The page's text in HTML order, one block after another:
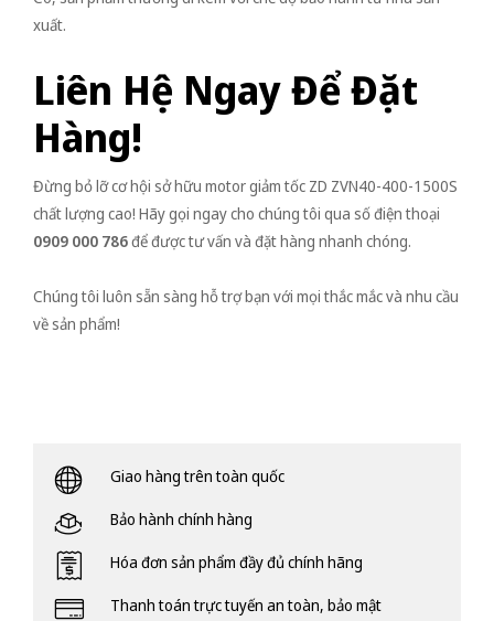
xuất.
Liên Hệ Ngay Để Đặt
Hàng!
Đừng bỏ lỡ cơ hội sở hữu motor giảm tốc ZD ZVN40-400-1500S
chất lượng cao! Hãy gọi ngay cho chúng tôi qua số điện thoại
0909 000 786để được tư vấn và đặt hàng nhanh chóng.
Chúng tôi luôn sẵn sàng hỗ trợ bạn với mọi thắc mắc và nhu cầu
về sản phẩm!
Giao hàng trên toàn quốc
Bảo hành chính hàng
Hóa đơn sản phẩm đầy đủ chính hãng
Thanh toán trực tuyến an toàn, bảo mật